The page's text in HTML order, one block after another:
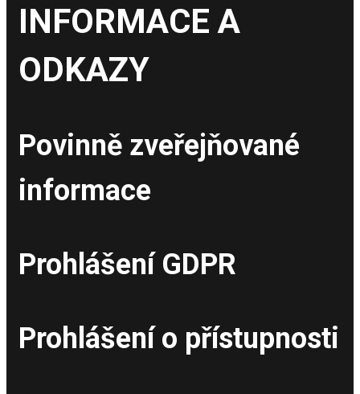
INFORMACE A
ODKAZY
Povinně zveřejňované
informace
Prohlášení GDPR
Prohlášení o přístupnosti